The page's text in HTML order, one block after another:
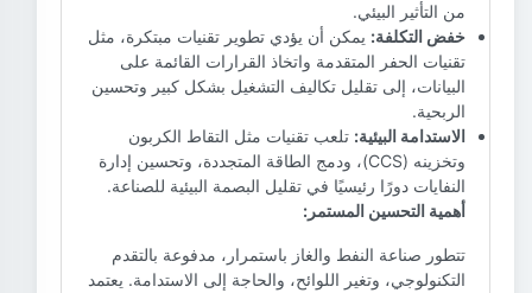
من التأثير البيئي.
خفض التكلفة: يمكن أن يؤدي تطوير تقنيات مبتكرة، مثل
تقنيات الحفر المتقدمة واتخاذ القرارات القائمة على
البيانات، إلى تقليل تكاليف التشغيل بشكل كبير وتحسين
الربحية.
الاستدامة البيئية: تلعب تقنيات مثل التقاط الكربون
وتخزينه (CCS)، ودمج الطاقة المتجددة، وتحسين إدارة
النفايات دورًا رئيسيًا في تقليل البصمة البيئية للصناعة.
أهمية التحسين المستمر:
تتطور صناعة النفط والغاز باستمرار، مدفوعة بالتقدم
التكنولوجي، وتغير اللوائح، والحاجة إلى الاستدامة. يعتمد